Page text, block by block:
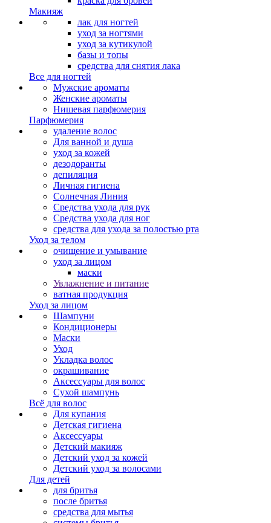
Макияж
лак для ногтей
уход за ногтями
уход за кутикулой
базы и топы
средства для снятия лака
Все для ногтей
Мужские ароматы
Женские ароматы
Нишевая парфюмерия
Парфюмерия
удаление волос
Для ванной и душа
уход за кожей
дезодоранты
депиляция
Личная гигиена
Солнечная Линия
Средства ухода для рук
Средства ухода для ног
средства для ухода за полостью рта
Уход за телом
очищение и умывание
уход за лицом
маски
Увлажнение и питание
ватная продукция
Уход за лицом
Шампуни
Кондиционеры
Маски
Уход
Укладка волос
окрашивание
Аксессуары для волос
Сухой шампунь
Всё для волос
Для купания
Детская гигиена
Аксессуары
Детский макияж
Детский уход за кожей
Детский уход за волосами
Для детей
для бритья
после бритья
средства для мытья